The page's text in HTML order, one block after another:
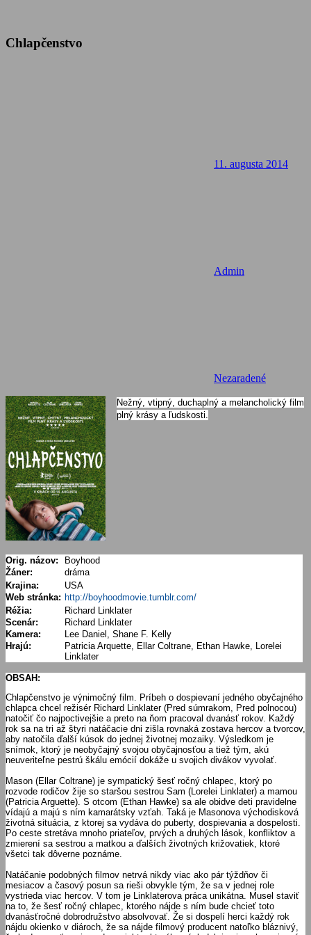
Chlapčenstvo
11. augusta 2014
Admin
Nezaradené
Nežný, vtipný, duchaplný a melancholický film
plný krásy a ľudskosti.
Orig. názov:
Boyhood
Žáner:
dráma
Krajina:
USA
Web stránka: http://boyhoodmovie.tumblr.com/
Réžia:
Richard Linklater
Scenár:
Richard Linklater
Kamera:
Lee Daniel, Shane F. Kelly
Hrajú:
Patricia Arquette, Ellar Coltrane, Ethan Hawke, Lorelei
Linklater
OBSAH:
Chlapčenstvo je výnimočný film. Príbeh o dospievaní jedného obyčajného
chlapca chcel režisér Richard Linklater (Pred súmrakom, Pred polnocou)
natočiť čo najpoctivejšie a preto na ňom pracoval dvanásť rokov. Každý
rok sa na tri až štyri natáčacie dni zišla rovnaká zostava hercov a tvorcov,
aby natočila ďalší kúsok do jednej životnej mozaiky. Výsledkom je
snímok, ktorý je neobyčajný svojou obyčajnosťou a tiež tým, akú
neuveriteľne pestrú škálu emócií dokáže u svojich divákov vyvolať.
Mason (Ellar Coltrane) je sympatický šesť ročný chlapec, ktorý po
rozvode rodičov žije so staršou sestrou Sam (Lorelei Linklater) a mamou
(Patricia Arguette). S otcom (Ethan Hawke) sa ale obidve deti pravidelne
vídajú a majú s ním kamarátsky vzťah. Taká je Masonova východisková
životná situácia, z ktorej sa vydáva do puberty, dospievania a dospelosti.
Po ceste stretáva mnoho priateľov, prvých a druhých lások, konfliktov a
zmierení sa sestrou a matkou a ďalších životných križovatiek, ktoré
všetci tak dôverne poznáme.
Natáčanie podobných filmov netrvá nikdy viac ako pár týždňov či
mesiacov a časový posun sa rieši obvykle tým, že sa v jednej role
vystrieda viac hercov. V tom je Linklaterova práca unikátna. Musel staviť
na to, že šesť ročný chlapec, ktorého nájde s ním bude chcieť toto
dvanásťročné dobrodružstvo absolvovať. Že si dospelí herci každý rok
nájdu okienko v diároch, že sa nájde filmový producent natoľko bláznivý,